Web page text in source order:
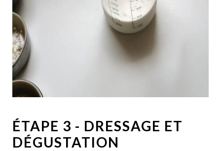
ÉTAPE 3 - DRESSAGE ET
DÉGUSTATION